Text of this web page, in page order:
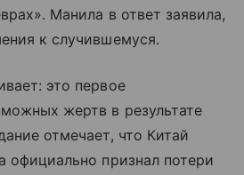
Манила в ответ заявила,
к случившемуся.
это первое
жертв в результате
отмечает, что Китай
официально признал потери